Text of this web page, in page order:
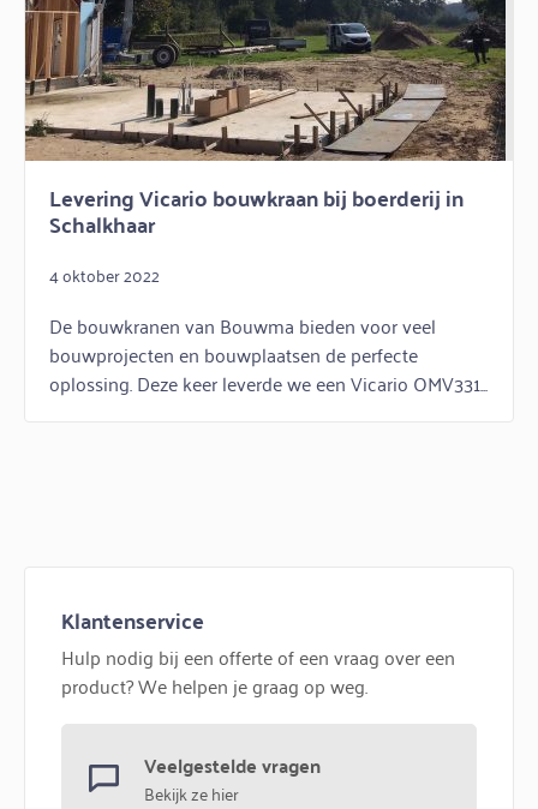
Levering Vicario bouwkraan bij boerderij in
Schalkhaar
4 oktober 2022
De bouwkranen van Bouwma bieden voor veel
bouwprojecten en bouwplaatsen de perfecte
oplossing. Deze keer leverde we een Vicario OMV331...
Klantenservice
Hulp nodig bij een offerte of een vraag over een
product? We helpen je graag op weg.
Veelgestelde vragen
Bekijk ze hier